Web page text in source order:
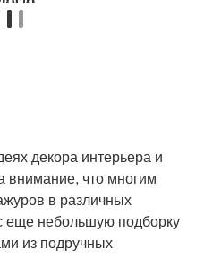
декора интерьера и
внимание, что многим
в различных
еще небольшую подборку
из подручных